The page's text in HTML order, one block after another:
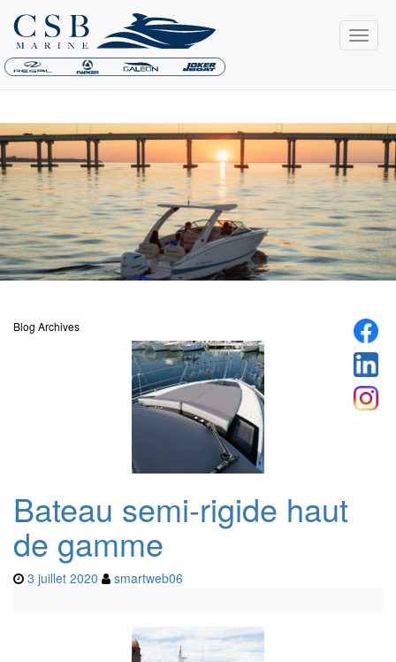
Blog Archives
Bateau semi-rigide haut
de gamme
3 juillet 2020 smartweb06